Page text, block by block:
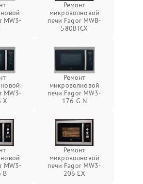
MW3-
Ремонт
микроволновой
печи Fagor MWB-
580BTCX
MW3-
X
Ремонт
микроволновой
печи Fagor MW3-
176 G N
MW3-
B
Ремонт
микроволновой
печи Fagor MW3-
206 EX